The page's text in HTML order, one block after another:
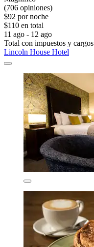
(706 opiniones)
$92 por noche
$110 en total
11 ago - 12 ago
Total con impuestos y cargos
Lincoln House Hotel